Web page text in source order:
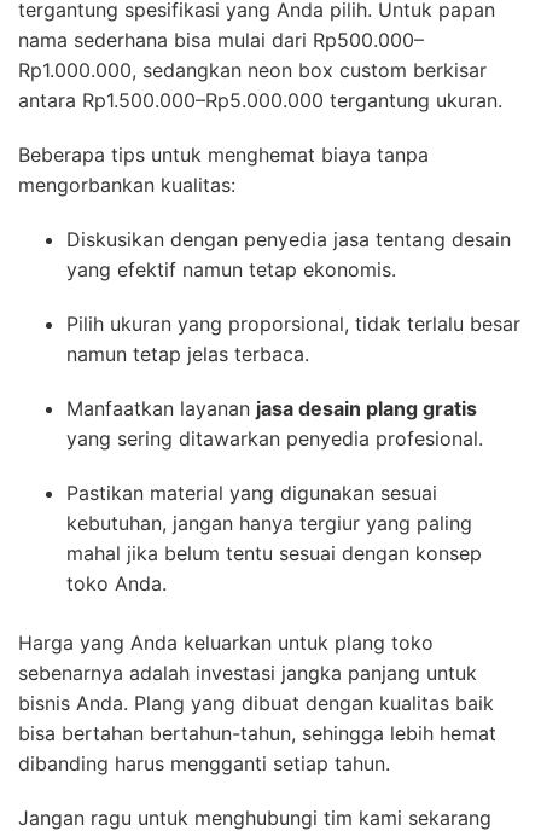
tergantung spesifikasi yang Anda pilih. Untuk papan
nama sederhana bisa mulai dari Rp500.000–
Rp1.000.000, sedangkan neon box custom berkisar
antara Rp1.500.000–Rp5.000.000 tergantung ukuran.
Beberapa tips untuk menghemat biaya tanpa
mengorbankan kualitas:
Diskusikan dengan penyedia jasa tentang desain
yang efektif namun tetap ekonomis.
Pilih ukuran yang proporsional, tidak terlalu besar
namun tetap jelas terbaca.
Manfaatkan layanan jasa desain plang gratis
yang sering ditawarkan penyedia profesional.
Pastikan material yang digunakan sesuai
kebutuhan, jangan hanya tergiur yang paling
mahal jika belum tentu sesuai dengan konsep
toko Anda.
Harga yang Anda keluarkan untuk plang toko
sebenarnya adalah investasi jangka panjang untuk
bisnis Anda. Plang yang dibuat dengan kualitas baik
bisa bertahan bertahun-tahun, sehingga lebih hemat
dibanding harus mengganti setiap tahun.
Jangan ragu untuk menghubungi tim kami sekarang